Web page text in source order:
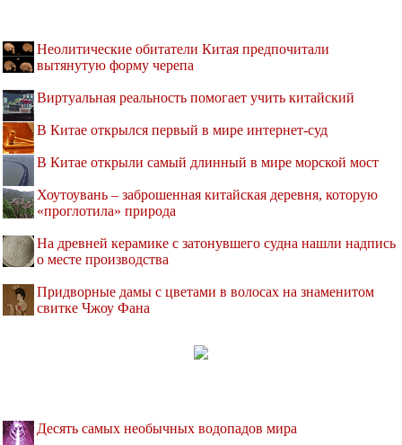
Неолитические обитатели Китая предпочитали
вытянутую форму черепа
Виртуальная реальность помогает учить китайский
В Китае открылся первый в мире интернет-суд
В Китае открыли самый длинный в мире морской мост
Хоутоувань – заброшенная китайская деревня, которую
«проглотила» природа
На древней керамике с затонувшего судна нашли надпись
о месте производства
Придворные дамы с цветами в волосах на знаменитом
свитке Чжоу Фана
Десять самых необычных водопадов мира